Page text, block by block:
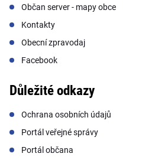
Občan server - mapy obce
Kontakty
Obecní zpravodaj
Facebook
Důležité odkazy
Ochrana osobních údajů
Portál veřejné správy
Portál občana